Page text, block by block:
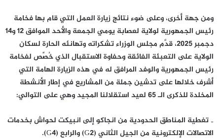
ومن جهة أخرى، وعلى ضوء نتائج زيارة العمل التي قام بها فخامة
رئيس الجمهورية لولاية لعصابة يومي الجمعة والأحد الموافق 12 و14
دجمبر 2025، قدَّم مجلس الوزراء تشكراته وتهانئه الحارة لسكان
الولاية على التعبئة الفائقة وحفاوة الاستقبال الذي خُصِّص لفخامة
رئيس الجمهورية والوفد المرافق له في هذه الزيارة الهامة التي
أشرف خلالها على تدشين جملة من المشاريع في إطار الأنشطة
المخلدة للذكرى الـ 65 لعيد استقلالنا المجيد وهي على التوالي:
‐ تغطية المناطق الحدودية من انجاكو إلى انبيكت لحواش بخدمات
الاتصالات الإلكترونية من الجيل الثاني (G2) والرابع (G4).